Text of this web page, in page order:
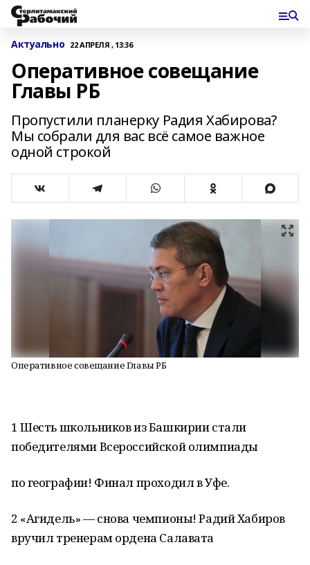
Актуально 22 АПРЕЛЯ , 13:36
Оперативное совещание
Главы РБ
Пропустили планерку Радия Хабирова?
Мы собрали для вас всё самое важное
одной строкой
Оперативное совещание Главы РБ
1 Шесть школьников из Башкирии стали
победителями Всероссийской олимпиады
по географии! Финал проходил в Уфе.
2 «Агидель» — снова чемпионы! Радий Хабиров
вручил тренерам ордена Салавата